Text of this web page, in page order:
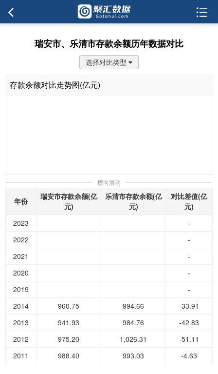
瑞安市、乐清市存款余额历年数据对比
选择对比类型
存款余额对比走势图(亿元)
横向滑动
年份
瑞安市存款余额(亿
元)
乐清市存款余额(亿
元)
对比差值(亿
元)
2023
-
2022
-
2021
-
2020
-
2019
-
2014
960.75 994.66
-33.91
2013
941.93 984.76
-42.83
2012
975.20 1,026.31
-51.11
2011
988.40 993.03 -4.63